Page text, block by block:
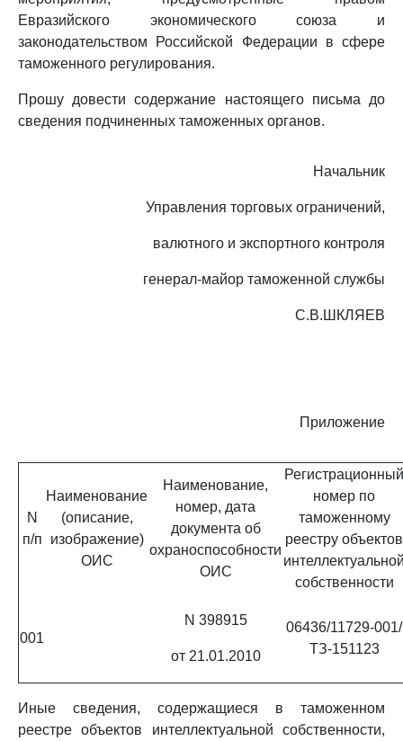
Евразийского экономического союза и
законодательством Российской Федерации в сфере
таможенного регулирования.
Прошу довести содержание настоящего письма до
сведения подчиненных таможенных органов.
Начальник
Управления торговых ограничений,
валютного и экспортного контроля
генерал-майор таможенной службы
С.В.ШКЛЯЕВ
Приложение
N
п/п
Наименование
(описание,
изображение)
ОИС
Наименование,
номер, дата
документа об
охраноспособности
ОИС
Регистрационный
номер по
таможенному
реестру объектов
собственности
001
N 398915
от 21.01.2010
06436/11729-001/
ТЗ-151123
Иные сведения, содержащиеся в таможенном
реестре объектов интеллектуальной собственности,